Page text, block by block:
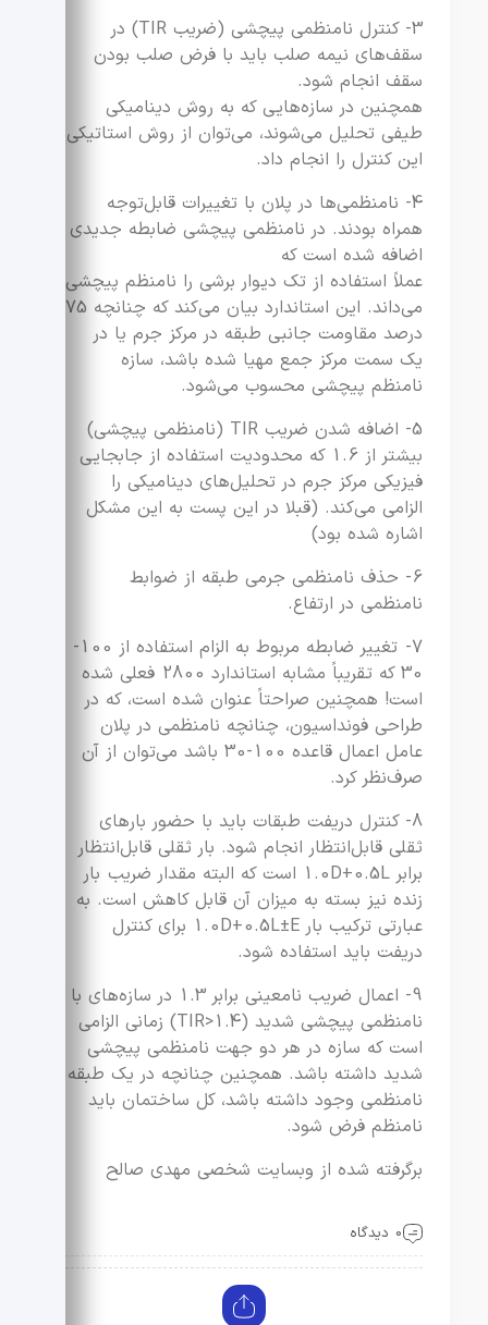
3- کنترل نامنظمی پیچشی (ضریب TIR) در
سقف‌های نیمه صلب باید با فرض صلب بودن
سقف انجام شود.
همچنین در سازه‌هایی که به روش دینامیکی
طیفی تحلیل می‌شوند، می‌توان از روش استاتیکی
این کنترل را انجام داد.
4- نامنظمی‌ها در پلان با تغییرات قابل‌توجه
همراه بودند. در نامنظمی پیچشی ضابطه جدیدی
اضافه شده است که
عملاً استفاده از تک دیوار برشی را نامنظم پیچشی
می‌داند. این استاندارد بیان می‌کند که چنانچه 75
درصد مقاومت جانبی طبقه در مرکز جرم یا در
یک سمت مرکز جمع مهیا شده باشد، سازه
نامنظم پیچشی محسوب می‌شود.
5- اضافه شدن ضریب TIR (نامنظمی پیچشی)
بیشتر از 1.6 که محدودیت استفاده از جابجایی
فیزیکی مرکز جرم در تحلیل‌های دینامیکی را
الزامی می‌کند. (قبلا در این پست به این مشکل
اشاره شده بود)
6- حذف نامنظمی جرمی طبقه از ضوابط
نامنظمی در ارتفاع.
30 که تقریباً مشابه استاندارد 2800 فعلی شده
است! همچنین صراحتاً عنوان شده است، که در
طراحی فونداسیون، چنانچه نامنظمی در پلان
عامل اعمال قاعده 100-30 باشد می‌توان از آن
صرف‌نظر کرد.
8- کنترل دریفت طبقات باید با حضور بارهای
ثقلی قابل‌انتظار انجام شود. بار ثقلی قابل‌انتظار
برابر 1.0D+0.5L است که البته مقدار ضریب بار
زنده نیز بسته به میزان آن قابل کاهش است. به
عبارتی ترکیب بار 1.0D+0.5L±E برای کنترل
دریفت باید استفاده شود.
9- اعمال ضریب نامعینی برابر 1.3 در سازه‌های با
نامنظمی پیچشی شدید (TIR>1.4) زمانی الزامی
است که سازه در هر دو جهت نامنظمی پیچشی
شدید داشته باشد. همچنین چنانچه در یک طبقه
نامنظمی وجود داشته باشد، کل ساختمان باید
نامنظم فرض شود.
برگرفته شده از وبسایت شخصی مهدی صالح
0 دیدگاه